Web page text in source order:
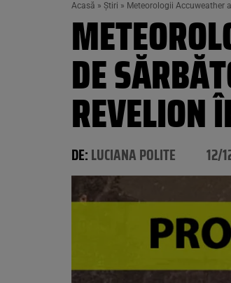
Acasă » Știri » Meteorologii Accuweather
DE
REVELION
DE:LUCIANA POLITE 12/